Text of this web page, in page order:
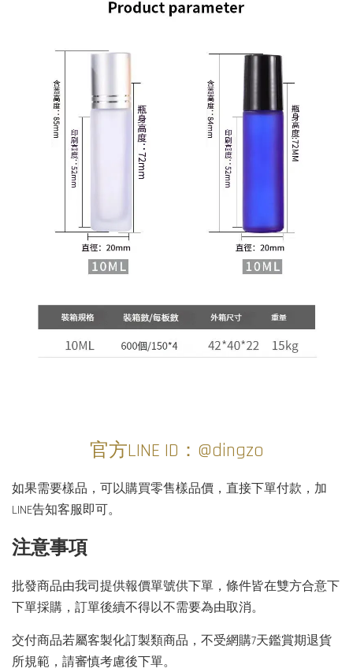
官方LINE ID：@dingzo
如果需要樣品，可以購買零售樣品價，直接下單付款，加
LINE告知客服即可。
注意事項
批發商品由我司提供報價單號供下單，條件皆在雙方合意下
下單採購，訂單後續不得以不需要為由取消。
交付商品若屬客製化訂製類商品，不受網購7天鑑賞期退貨
所規範，請審慎考慮後下單。